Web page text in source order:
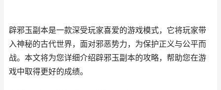
辟邪玉副本是一款深受玩家喜爱的游戏模式，它将玩家带
入神秘的古代世界，面对邪恶势力，为保护正义与公平而
战。本文将为您详细介绍辟邪玉副本的攻略，帮助您在游
戏中取得更好的成绩。